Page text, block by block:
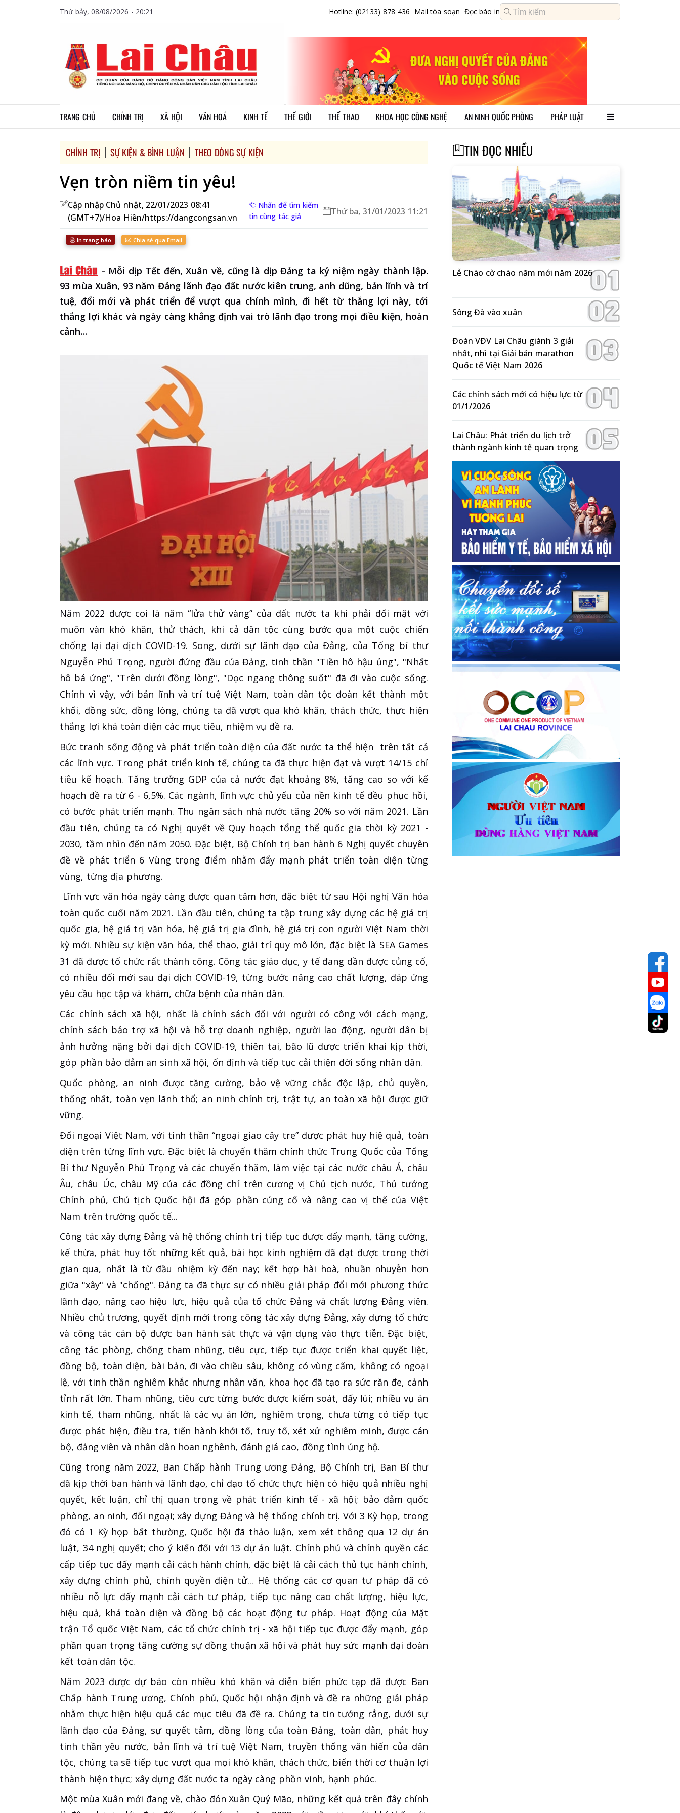
Thứ bảy, 08/08/2026 - 20:21 Hotline: (02133) 878 436 Mail tòa soạn Đọc báo in
TRANG CHỦ CHÍNH TRỊ XÃ HỘI VĂN HOÁ KINH TẾ THẾ GIỚI THỂ THAO KHOA HỌC CÔNG NGHỆ AN NINH QUỐC PHÒNG PHÁP LUẬT
CHÍNH TRỊ SỰ KIỆN & BÌNH LUẬN THEO DÒNG SỰ KIỆN
Vẹn tròn niềm tin yêu!
Cập nhập Chủ nhật, 22/01/2023 08:41
(GMT+7)/Hoa Hiền/https://dangcongsan.vn
Nhấn để tìm kiếm
tin cùng tác giả
Thứ ba, 31/01/2023 11:21
In trang báo Chia sẻ qua Email
- Mỗi dịp Tết đến, Xuân về, cũng là dịp Đảng ta kỷ niệm ngày thành lập.
93 mùa Xuân, 93 năm Đảng lãnh đạo đất nước kiên trung, anh dũng, bản lĩnh và trí
tuệ, đổi mới và phát triển để vượt qua chính mình, đi hết từ thắng lợi này, tới
thắng lợi khác và ngày càng khẳng định vai trò lãnh đạo trong mọi điều kiện, hoàn
cảnh…
Năm 2022 được coi là năm “lửa thử vàng” của đất nước ta khi phải đối mặt với
muôn vàn khó khăn, thử thách, khi cả dân tộc cùng bước qua một cuộc chiến
chống lại đại dịch COVID-19. Song, dưới sự lãnh đạo của Đảng, của Tổng bí thư
Nguyễn Phú Trọng, người đứng đầu của Đảng, tinh thần "Tiền hô hậu ủng", "Nhất
hô bá ứng", "Trên dưới đồng lòng", "Dọc ngang thông suốt" đã đi vào cuộc sống.
Chính vì vậy, với bản lĩnh và trí tuệ Việt Nam, toàn dân tộc đoàn kết thành một
khối, đồng sức, đồng lòng, chúng ta đã vượt qua khó khăn, thách thức, thực hiện
thắng lợi khá toàn diện các mục tiêu, nhiệm vụ đề ra.
Bức tranh sống động và phát triển toàn diện của đất nước ta thể hiện trên tất cả
các lĩnh vực. Trong phát triển kinh tế, chúng ta đã thực hiện đạt và vượt 14/15 chỉ
tiêu kế hoạch. Tăng trưởng GDP của cả nước đạt khoảng 8%, tăng cao so với kế
hoạch đề ra từ 6 - 6,5%. Các ngành, lĩnh vực chủ yếu của nền kinh tế đều phục hồi,
có bước phát triển mạnh. Thu ngân sách nhà nước tăng 20% so với năm 2021. Lần
đầu tiên, chúng ta có Nghị quyết về Quy hoạch tổng thể quốc gia thời kỳ 2021 -
2030, tầm nhìn đến năm 2050. Đặc biệt, Bộ Chính trị ban hành 6 Nghị quyết chuyên
đề về phát triển 6 Vùng trọng điểm nhằm đẩy mạnh phát triển toàn diện từng
vùng, từng địa phương.
Lĩnh vực văn hóa ngày càng được quan tâm hơn, đặc biệt từ sau Hội nghị Văn hóa
toàn quốc cuối năm 2021. Lần đầu tiên, chúng ta tập trung xây dựng các hệ giá trị
quốc gia, hệ giá trị văn hóa, hệ giá trị gia đình, hệ giá trị con người Việt Nam thời
kỳ mới. Nhiều sự kiện văn hóa, thể thao, giải trí quy mô lớn, đặc biệt là SEA Games
31 đã được tổ chức rất thành công. Công tác giáo dục, y tế đang dần được củng cố,
có nhiều đổi mới sau đại dịch COVID-19, từng bước nâng cao chất lượng, đáp ứng
yêu cầu học tập và khám, chữa bệnh của nhân dân.
Các chính sách xã hội, nhất là chính sách đối với người có công với cách mạng,
chính sách bảo trợ xã hội và hỗ trợ doanh nghiệp, người lao động, người dân bị
ảnh hưởng nặng bởi đại dịch COVID-19, thiên tai, bão lũ được triển khai kịp thời,
góp phần bảo đảm an sinh xã hội, ổn định và tiếp tục cải thiện đời sống nhân dân.
Quốc phòng, an ninh được tăng cường, bảo vệ vững chắc độc lập, chủ quyền,
thống nhất, toàn vẹn lãnh thổ; an ninh chính trị, trật tự, an toàn xã hội được giữ
vững.
Đối ngoại Việt Nam, với tinh thần “ngoại giao cây tre” được phát huy hiệ quả, toàn
diện trên từng lĩnh vực. Đặc biệt là chuyến thăm chính thức Trung Quốc của Tổng
Bí thư Nguyễn Phú Trọng và các chuyến thăm, làm việc tại các nước châu Á, châu
Âu, châu Úc, châu Mỹ của các đồng chí trên cương vị Chủ tịch nước, Thủ tướng
Chính phủ, Chủ tịch Quốc hội đã góp phần củng cố và nâng cao vị thế của Việt
Nam trên trường quốc tế...
Công tác xây dựng Đảng và hệ thống chính trị tiếp tục được đẩy mạnh, tăng cường,
kế thừa, phát huy tốt những kết quả, bài học kinh nghiệm đã đạt được trong thời
gian qua, nhất là từ đầu nhiệm kỳ đến nay; kết hợp hài hoà, nhuần nhuyễn hơn
giữa "xây" và "chống". Đảng ta đã thực sự có nhiều giải pháp đổi mới phương thức
lãnh đạo, nâng cao hiệu lực, hiệu quả của tổ chức Đảng và chất lượng Đảng viên.
Nhiều chủ trương, quyết định mới trong công tác xây dựng Đảng, xây dựng tổ chức
và công tác cán bộ được ban hành sát thực và vận dụng vào thực tiễn. Đặc biệt,
công tác phòng, chống tham nhũng, tiêu cực, tiếp tục được triển khai quyết liệt,
đồng bộ, toàn diện, bài bản, đi vào chiều sâu, không có vùng cấm, không có ngoại
lệ, với tinh thần nghiêm khắc nhưng nhân văn, khoa học đã tạo ra sức răn đe, cảnh
tỉnh rất lớn. Tham nhũng, tiêu cực từng bước được kiểm soát, đẩy lùi; nhiều vụ án
kinh tế, tham nhũng, nhất là các vụ án lớn, nghiêm trọng, chưa từng có tiếp tục
được phát hiện, điều tra, tiến hành khởi tố, truy tố, xét xử nghiêm minh, được cán
bộ, đảng viên và nhân dân hoan nghênh, đánh giá cao, đồng tình ủng hộ.
Cũng trong năm 2022, Ban Chấp hành Trung ương Đảng, Bộ Chính trị, Ban Bí thư
đã kịp thời ban hành và lãnh đạo, chỉ đạo tổ chức thực hiện có hiệu quả nhiều nghị
quyết, kết luận, chỉ thị quan trọng về phát triển kinh tế - xã hội; bảo đảm quốc
phòng, an ninh, đối ngoại; xây dựng Đảng và hệ thống chính trị. Với 3 Kỳ họp, trong
đó có 1 Kỳ họp bất thường, Quốc hội đã thảo luận, xem xét thông qua 12 dự án
luật, 34 nghị quyết; cho ý kiến đối với 13 dự án luật. Chính phủ và chính quyền các
cấp tiếp tục đẩy mạnh cải cách hành chính, đặc biệt là cải cách thủ tục hành chính,
xây dựng chính phủ, chính quyền điện tử... Hệ thống các cơ quan tư pháp đã có
nhiều nỗ lực đẩy mạnh cải cách tư pháp, tiếp tục nâng cao chất lượng, hiệu lực,
hiệu quả, khá toàn diện và đồng bộ các hoạt động tư pháp. Hoạt động của Mặt
trận Tổ quốc Việt Nam, các tổ chức chính trị - xã hội tiếp tục được đẩy mạnh, góp
phần quan trọng tăng cường sự đồng thuận xã hội và phát huy sức mạnh đại đoàn
kết toàn dân tộc.
Năm 2023 được dự báo còn nhiều khó khăn và diễn biến phức tạp đã được Ban
Chấp hành Trung ương, Chính phủ, Quốc hội nhận định và đề ra những giải pháp
nhằm thực hiện hiệu quả các mục tiêu đã đề ra. Chúng ta tin tưởng rẳng, dưới sự
lãnh đạo của Đảng, sự quyết tâm, đồng lòng của toàn Đảng, toàn dân, phát huy
tinh thần yêu nước, bản lĩnh và trí tuệ Việt Nam, truyền thống văn hiến của dân
tộc, chúng ta sẽ tiếp tục vượt qua mọi khó khăn, thách thức, biến thời cơ thuận lợi
thành hiện thực; xây dựng đất nước ta ngày càng phồn vinh, hạnh phúc.
Một mùa Xuân mới đang về, chào đón Xuân Quý Mão, những kết quả trên đây chính
TIN ĐỌC NHIỀU
Lễ Chào cờ chào năm mới năm 2026
Sông Đà vào xuân
Đoàn VĐV Lai Châu giành 3 giải
nhất, nhì tại Giải bán marathon
Quốc tế Việt Nam 2026
Các chính sách mới có hiệu lực từ
01/1/2026
Lai Châu: Phát triển du lịch trở
thành ngành kinh tế quan trọng